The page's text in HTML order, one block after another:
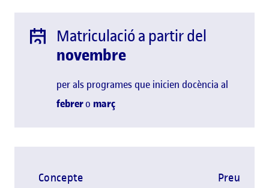
Matriculació a partir del
novembre
per als programes que inicien docència al
febrero març
Concepte Preu